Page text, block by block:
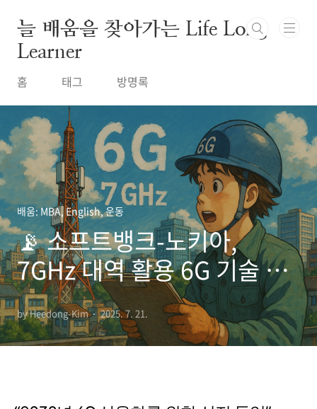
늘 배움을 찾아가는 Life Long
Learner
홈 태그 방명록
배움: MBA, English, 운동
📡 소프트뱅크-노키아,
7GHz 대역 활용 6G 기술 시
험 완료!
by Heedong-Kim 2025. 7. 21.